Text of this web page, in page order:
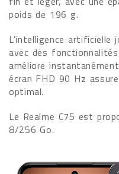
poids de 196 g.
L’intelligence artificielle
avec des
améliore
écran FHD 90 Hz
optimal.
Le Realme C75 est
8/256 Go.